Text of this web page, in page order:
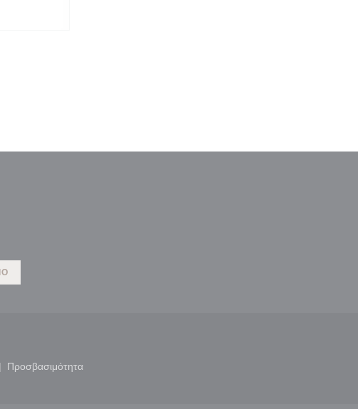
νέο παράθυρο))
σε νέο παράθυρο))
νέο παράθυρο))
Προσβασιμότητα
((ανοίγει σε νέο παράθυρο))